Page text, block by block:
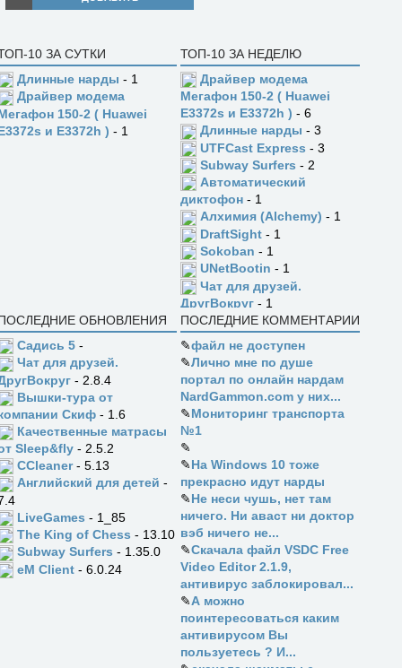
10 ЗА СУТКИ
Длинные нарды - 1
Драйвер модема
150-2 ( Huawei
и E3372h ) - 1
ТОП-10 ЗА НЕДЕЛЮ
Драйвер модема
Мегафон 150-2 ( Huawei
E3372s и E3372h ) - 6
Длинные нарды - 3
UTFCast Express - 3
Subway Surfers - 2
Автоматический
диктофон - 1
Алхимия (Alchemy) - 1
DraftSight - 1
Sokoban - 1
UNetBootin - 1
Чат для друзей.
ДругВокруг - 1
ОБНОВЛЕНИЯ
Садись 5 -
Чат для друзей.
- 2.8.4
Вышки-тура от
Скиф - 1.6
Качественные матрасы
Sleep&fly - 2.5.2
CCleaner- 5.13
Английский для детей -
LiveGames - 1_85
The King of Chess - 13.10
Subway Surfers - 1.35.0
eM Client - 6.0.24
ПОСЛЕДНИЕ КОММЕНТАРИИ
✎файл не доступен
✎Лично мне по душе
портал по онлайн нардам
NardGammon.com у них...
✎Мониторинг транспорта
№1
✎
✎На Windows 10 тоже
прекрасно идут нарды
✎Не неси чушь, нет там
ничего. Ни аваст ни доктор
вэб ничего не...
✎Скачала файл VSDC Free
Video Editor 2.1.9,
антивирус заблокировал...
✎А можно
поинтересоваться каким
антивирусом Вы
пользуетесь ? И...